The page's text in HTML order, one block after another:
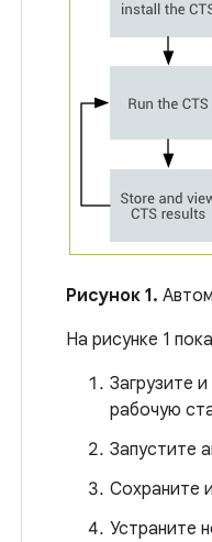
Рисунок 1.
На рисунке 1
Загрузите
рабочую
Запустите
Сохраните
Устраните